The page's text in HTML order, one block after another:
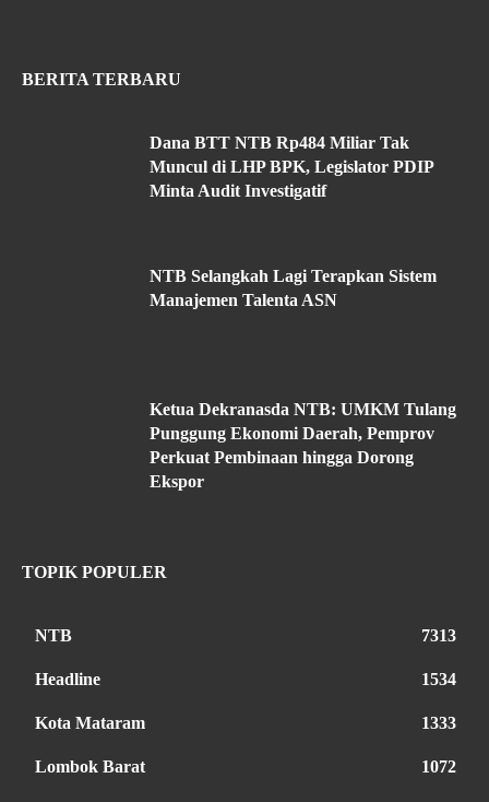
BERITA TERBARU
Dana BTT NTB Rp484 Miliar Tak
Muncul di LHP BPK, Legislator PDIP
Minta Audit Investigatif
NTB Selangkah Lagi Terapkan Sistem
Manajemen Talenta ASN
Ketua Dekranasda NTB: UMKM Tulang
Punggung Ekonomi Daerah, Pemprov
Perkuat Pembinaan hingga Dorong
Ekspor
TOPIK POPULER
NTB 7313
Headline 1534
Kota Mataram 1333
Lombok Barat 1072